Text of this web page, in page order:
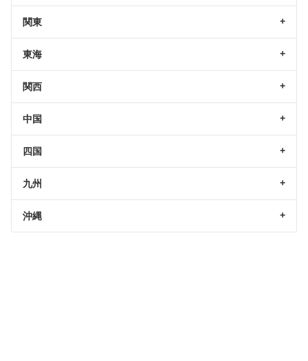
関東
東海
関西
中国
四国
九州
沖縄